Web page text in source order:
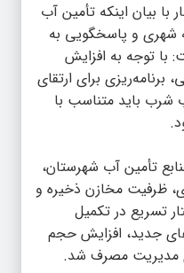
با بیان اینکه تأمین آب
شهری و پاسخگویی به
با توجه به افزایش
برای ارتقای
شرب باید متناسب با
تأمین آب شهرستان،
ظرفیت مخازن ذخیره و
تسریع در تکمیل
جدید، افزایش حجم
مدیریت مصرف شد.